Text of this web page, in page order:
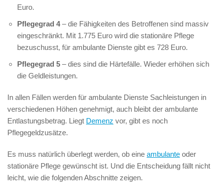
Euro.
Pflegegrad 4– die Fähigkeiten des Betroffenen sind massiv
eingeschränkt. Mit 1.775 Euro wird die stationäre Pflege
bezuschusst, für ambulante Dienste gibt es 728 Euro.
Pflegegrad 5 – dies sind die Härtefälle. Wieder erhöhen sich
die Geldleistungen.
In allen Fällen werden für ambulante Dienste Sachleistungen in
verschiedenen Höhen genehmigt, auch bleibt der ambulante
Entlastungsbetrag. Liegt Demenz vor, gibt es noch
Pflegegeldzusätze.
Es muss natürlich überlegt werden, ob eine ambulante oder
stationäre Pflege gewünscht ist. Und die Entscheidung fällt nicht
leicht, wie die folgenden Abschnitte zeigen.